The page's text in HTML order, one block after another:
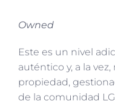
Owned
Este es un nivel
auténtico y, a la
propiedad,
de la comunidad